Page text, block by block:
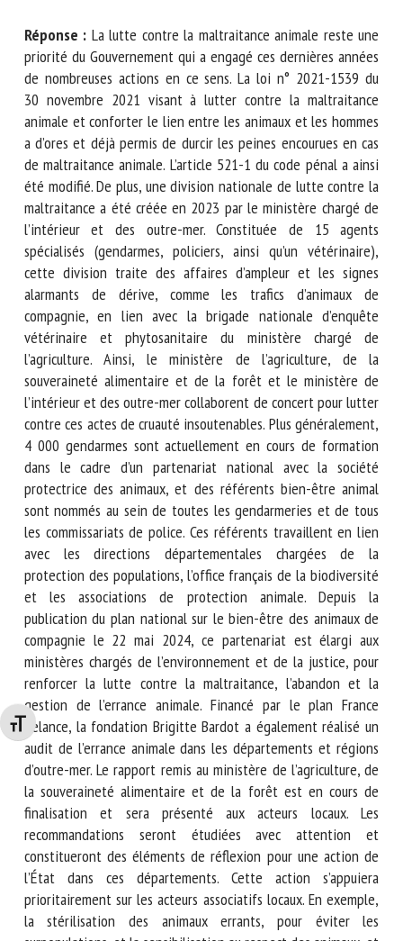
Changer la taille de la police
Réponse :La lutte contre la maltraitance animale reste une
priorité du Gouvernement qui a engagé ces dernières
années de nombreuses actions en ce sens. La loi n° 2021-
1539 du 30 novembre 2021 visant à lutter contre la
maltraitance animale et conforter le lien entre les animaux
et les hommes a d’ores et déjà permis de durcir les peines
encourues en cas de maltraitance animale. L’article 521-1 du
code pénal a ainsi été modifié. De plus, une division
nationale de lutte contre la maltraitance a été créée en
2023 par le ministère chargé de l’intérieur et des outre-
mer. Constituée de 15 agents spécialisés (gendarmes,
policiers, ainsi qu’un vétérinaire), cette division traite des
affaires d’ampleur et les signes alarmants de dérive, comme
les trafics d’animaux de compagnie, en lien avec la brigade
nationale d’enquête vétérinaire et phytosanitaire du
ministère chargé de l’agriculture. Ainsi, le ministère de
l’agriculture, de la souveraineté alimentaire et de la forêt et
le ministère de l’intérieur et des outre-mer collaborent de
concert pour lutter contre ces actes de cruauté
insoutenables. Plus généralement, 4 000 gendarmes sont
actuellement en cours de formation dans le cadre d’un
partenariat national avec la société protectrice des
animaux, et des référents bien-être animal sont nommés au
sein de toutes les gendarmeries et de tous les
commissariats de police. Ces référents travaillent en lien
avec les directions départementales chargées de la
protection des populations, l’office français de la
biodiversité et les associations de protection animale.
Depuis la publication du plan national sur le bien-être des
animaux de compagnie le 22 mai 2024, ce partenariat est
élargi aux ministères chargés de l’environnement et de la
justice, pour renforcer la lutte contre la maltraitance,
l’abandon et la gestion de l’errance animale. Financé par le
plan France Relance, la fondation Brigitte Bardot a
également réalisé un audit de l’errance animale dans les
départements et régions d’outre-mer. Le rapport remis au
ministère de l’agriculture, de la souveraineté alimentaire et
de la forêt est en cours de finalisation et sera présenté aux
acteurs locaux. Les recommandations seront étudiées avec
attention et constitueront des éléments de réflexion pour
une action de l’État dans ces départements. Cette action
s’appuiera prioritairement sur les acteurs associatifs locaux.